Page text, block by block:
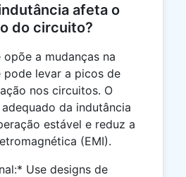
afeta o
do circuito?
a mudanças na
pode levar a picos de
nos circuitos. O
da indutância
estável e reduz a
(EMI).
Use designs de